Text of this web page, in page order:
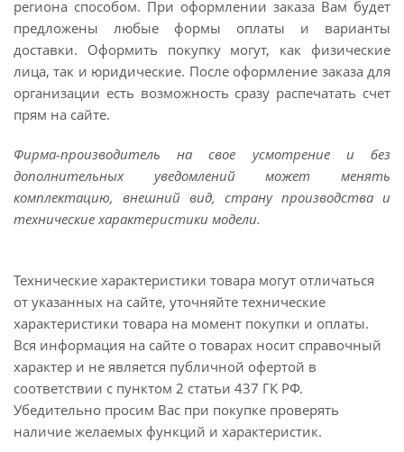
региона способом. При оформлении заказа Вам будет
предложены любые формы оплаты и варианты
доставки. Оформить покупку могут, как физические
лица, так и юридические. После оформление заказа для
организации есть возможность сразу распечатать счет
прям на сайте.
Фирма-производитель на свое усмотрение и без
дополнительных уведомлений может менять
комплектацию, внешний вид, страну производства и
технические характеристики модели.
Технические характеристики товара могут отличаться
от указанных на сайте, уточняйте технические
характеристики товара на момент покупки и оплаты.
Вся информация на сайте о товарах носит справочный
характер и не является публичной офертой в
соответствии с пунктом 2 статьи 437 ГК РФ.
Убедительно просим Вас при покупке проверять
наличие желаемых функций и характеристик.